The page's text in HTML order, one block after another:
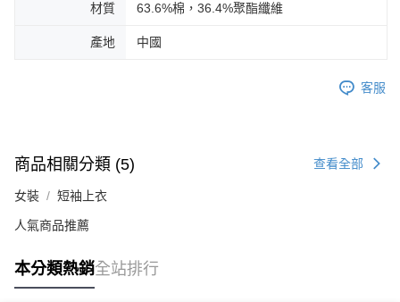
材質 63.6%棉，36.4%聚酯纖維
產地 中國
客服
商品相關分類 (5) 查看全部
女裝 短袖上衣
人氣商品推薦
本分類熱銷全站排行